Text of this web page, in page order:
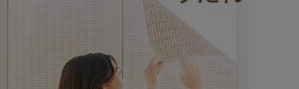
THE TOOL LAB